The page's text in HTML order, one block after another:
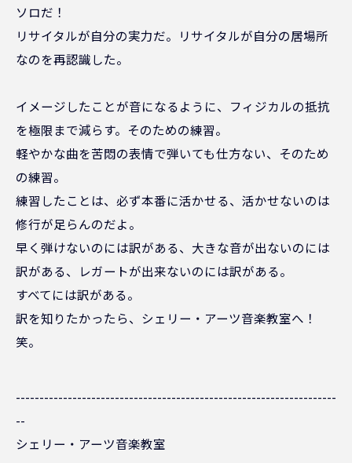
ソロだ！
リサイタルが自分の実力だ。リサイタルが自分の居場所
なのを再認識した。
イメージしたことが音になるように、フィジカルの抵抗
を極限まで減らす。そのための練習。
軽やかな曲を苦悶の表情で弾いても仕方ない、そのため
の練習。
練習したことは、必ず本番に活かせる、活かせないのは
修行が足らんのだよ。
早く弾けないのには訳がある、大きな音が出ないのには
訳がある、レガートが出来ないのには訳がある。
すべてには訳がある。
訳を知りたかったら、シェリー・アーツ音楽教室へ！
笑。
--------------------------------------------------------------------
--
シェリー・アーツ音楽教室